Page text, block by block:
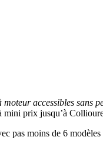
moteur accessibles sans
mini prix jusqu’à
pas moins de 6